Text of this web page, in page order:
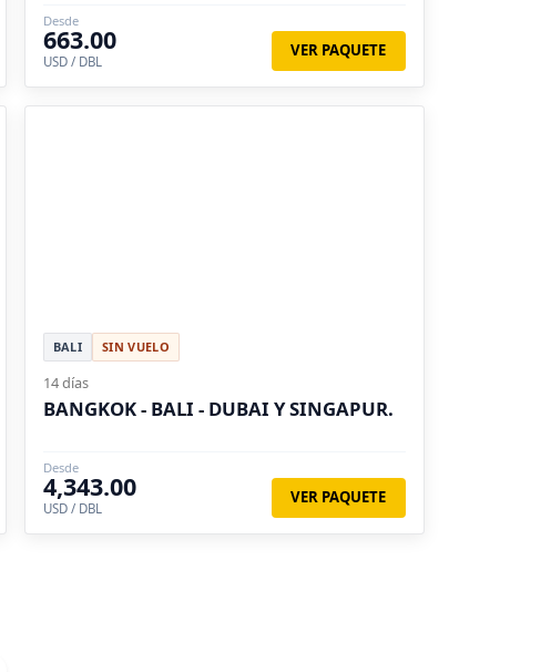
Desde
663.00
USD / DBL
VER PAQUETE
BALI SIN VUELO
14 días
BANGKOK - BALI - DUBAI Y SINGAPUR.
Desde
4,343.00
USD / DBL
VER PAQUETE